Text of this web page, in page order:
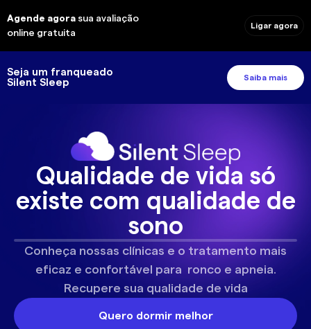
Agende agora sua avaliação
online gratuita
Ligar agora
Seja um franqueado
Silent Sleep
Saiba mais
Qualidade de vida só
existe com qualidade de
sono
Conheça nossas clínicas e o tratamento mais
eficaz e confortável para ronco e apneia.
Recupere sua qualidade de vida
Quero dormir melhor